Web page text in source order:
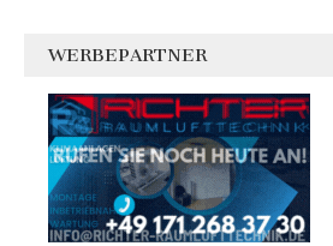
WERBEPARTNER